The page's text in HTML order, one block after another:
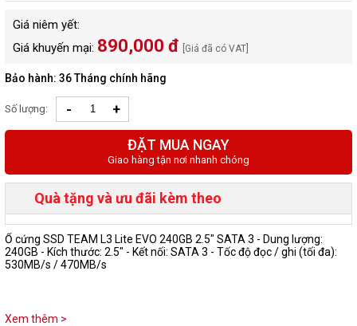
Giá niêm yết:
Giá khuyến mại: 890,000 đ [Giá đã có VAT]
Bảo hành: 36 Tháng chính hãng
Số lượng: - +
ĐẶT MUA NGAY
Giao hàng tận nơi nhanh chóng
Quà tặng và ưu đãi kèm theo
Ổ cứng SSD TEAM L3 Lite EVO 240GB 2.5" SATA 3 - Dung lượng:
240GB - Kích thước: 2.5" - Kết nối: SATA 3 - Tốc độ đọc / ghi (tối đa):
530MB/s / 470MB/s
Xem thêm >